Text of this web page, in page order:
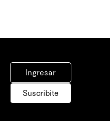
Ingresar
Suscribite